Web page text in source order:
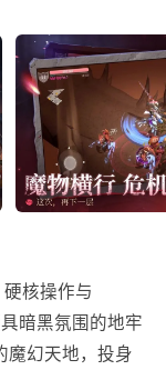
核操作与
暗黑氛围的地牢
魔幻天地，投身